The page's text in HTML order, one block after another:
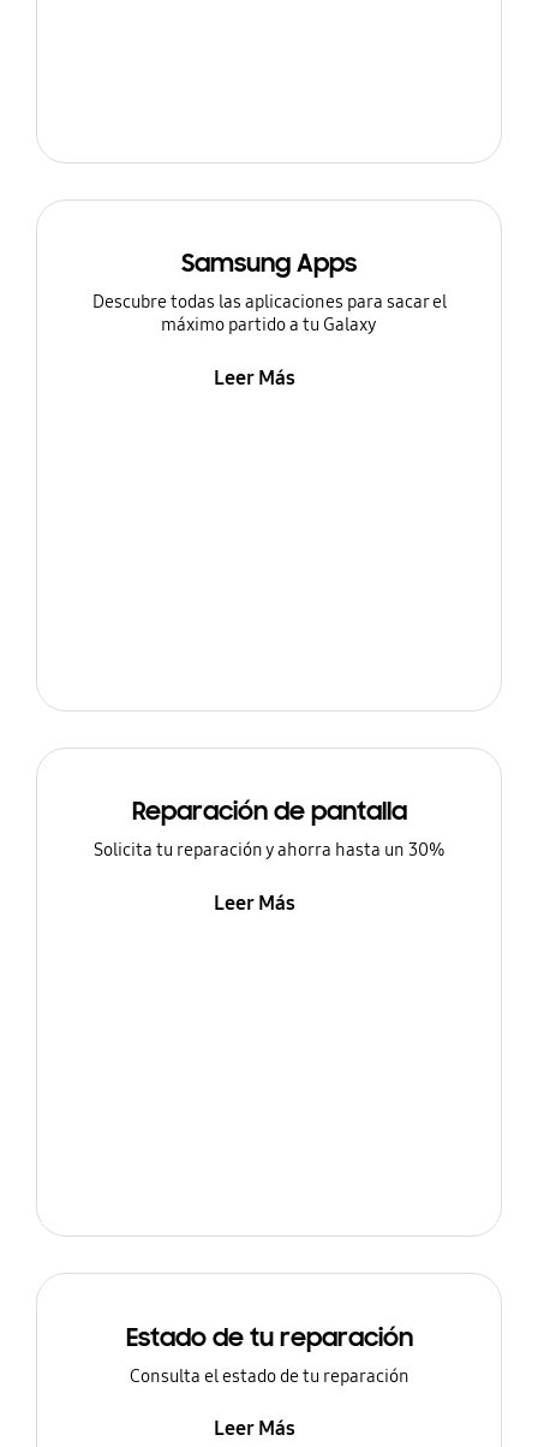
Samsung Apps
Descubre todas las aplicaciones para sacar el
máximo partido a tu Galaxy
Leer Más
Reparación de pantalla
Solicita tu reparación y ahorra hasta un 30%
Leer Más
Estado de tu reparación
Consulta el estado de tu reparación
Leer Más